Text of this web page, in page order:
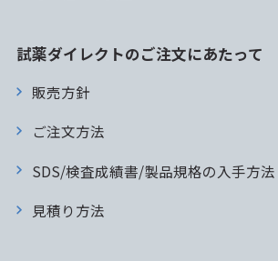
試薬ダイレクトのご注文にあたって
販売方針
ご注文方法
SDS/検査成績書/製品規格の入手方法
見積り方法